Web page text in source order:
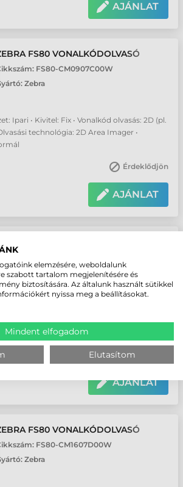
AJÁNLAT
FS80 VONALKÓDOLVASÓ
FS80-CM0907C00W
Zebra
Ipari • Kivitel: Fix • Vonalkód olvasás: 2D (pl.
technológia: 2D Area Imager •
Érdeklődjön
AJÁNLAT
Zebra
technológia: 2D Area Imager •
Érdeklődjön
AJÁNLAT
FS80 VONALKÓDOLVASÓ
FS80-CM1607D00W
Zebra
elemzésére, weboldalunk
szabott tartalom megjelenítésére és
biztosítására. Az általunk használt sütikkel
nyissa meg a beállításokat.
Mindent elfogadom
Elutasítom